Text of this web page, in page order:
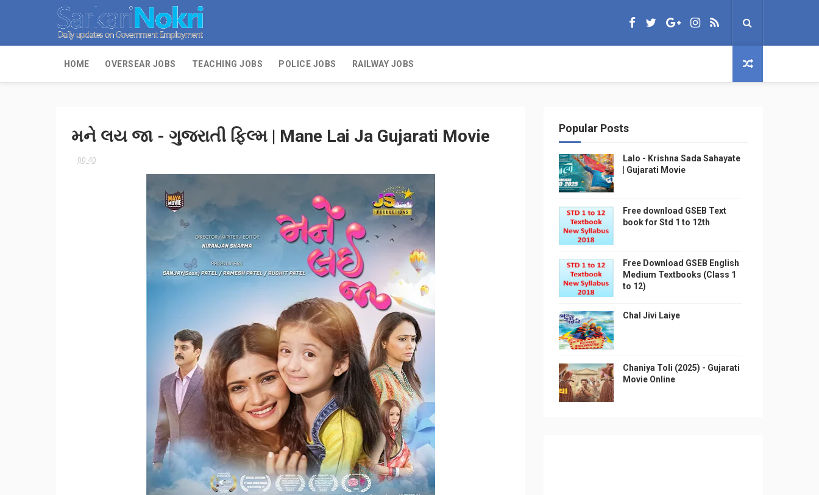
HOME OVERSEAR JOBS TEACHING JOBS POLICE JOBS RAILWAY JOBS
મને લય જા - ગુજરાતી ફિલ્મ | Mane Lai Ja Gujarati Movie
00:40
Popular Posts
Lalo - Krishna Sada Sahayate
| Gujarati Movie
Free download GSEB Text
book for Std 1 to 12th
Free Download GSEB English
Medium Textbooks (Class 1
to 12)
Chal Jivi Laiye
Chaniya Toli (2025) - Gujarati
Movie Online